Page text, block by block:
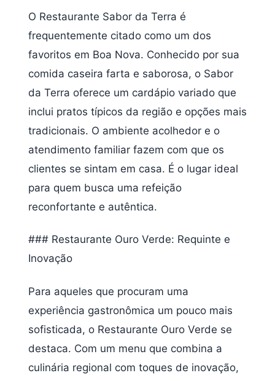
O Restaurante Sabor da Terra é
frequentemente citado como um dos
favoritos em Boa Nova. Conhecido por sua
comida caseira farta e saborosa, o Sabor
da Terra oferece um cardápio variado que
inclui pratos típicos da região e opções mais
tradicionais. O ambiente acolhedor e o
atendimento familiar fazem com que os
clientes se sintam em casa. É o lugar ideal
para quem busca uma refeição
reconfortante e autêntica.
### Restaurante Ouro Verde: Requinte e
Inovação
Para aqueles que procuram uma
experiência gastronômica um pouco mais
sofisticada, o Restaurante Ouro Verde se
destaca. Com um menu que combina a
culinária regional com toques de inovação,